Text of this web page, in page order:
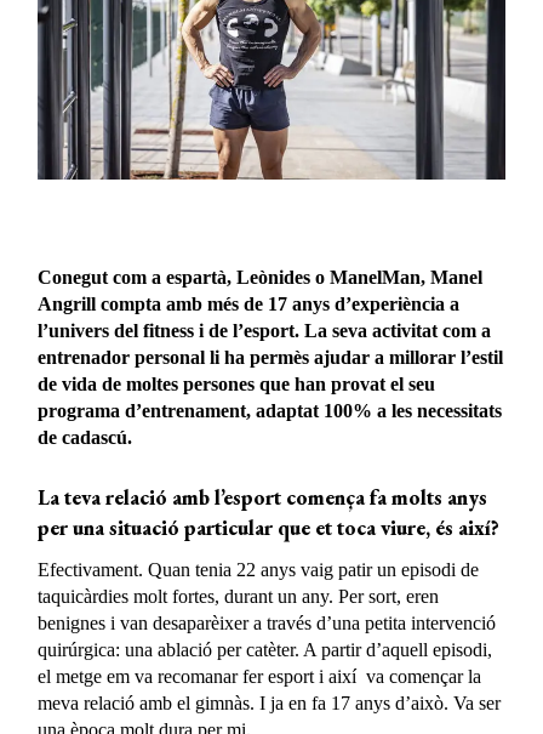
Conegut com a espartà, Leònides o ManelMan, Manel
Angrill compta amb més de 17 anys d’experiència a
l’univers del fitness i de l’esport. La seva activitat com a
entrenador personal li ha permès ajudar a millorar l’estil
de vida de moltes persones que han provat el seu
programa d’entrenament, adaptat 100% a les necessitats
de cadascú.
La teva relació amb l’esport comença fa molts anys
per una situació particular que et toca viure, és així?
Efectivament. Quan tenia 22 anys vaig patir un episodi de
taquicàrdies molt fortes, durant un any. Per sort, eren
benignes i van desaparèixer a través d’una petita intervenció
quirúrgica: una ablació per catèter. A partir d’aquell episodi,
el metge em va recomanar fer esport i així va començar la
meva relació amb el gimnàs. I ja en fa 17 anys d’això. Va ser